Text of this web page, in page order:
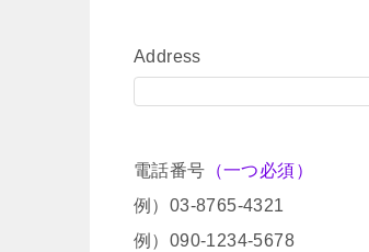
Address
電話番号 （一つ必須）
例）03-8765-4321
例）090-1234-5678